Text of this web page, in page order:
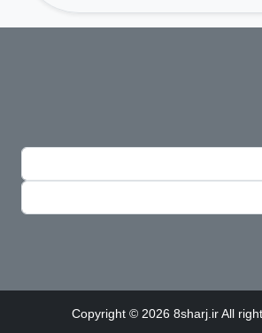
Copyright © 2026 8sharj.ir All